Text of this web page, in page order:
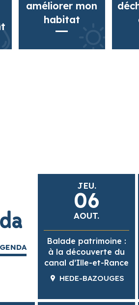
améliorer mon
habitat
JEU.
06
AOUT.
Balade patrimoine :
à la découverte du
canal d’Ille-et-Rance
HEDE-BAZOUGES